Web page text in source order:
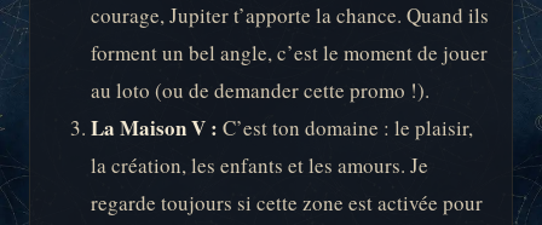
courage, Jupiter t’apporte la chance. Quand ils
forment un bel angle, c’est le moment de jouer
au loto (ou de demander cette promo !).
La Maison V : C’est ton domaine : le plaisir,
la création, les enfants et les amours. Je
regarde toujours si cette zone est activée pour